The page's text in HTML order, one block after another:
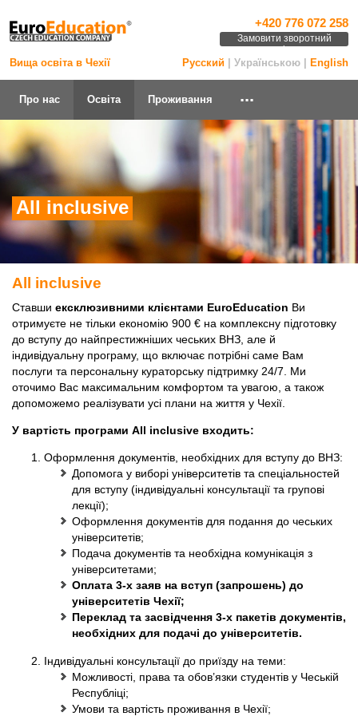
Вища освіта в Чехії
+420 776 072 258
Замовити зворотний
дзвінок
Русский | Українською | English
Про нас Освіта Проживання ...
All inclusive
All inclusive
Ставши ексклюзивними клієнтами EuroEducation Ви
отримуєте не тільки економію 900 € на комплексну підготовку
до вступу до найпрестижніших чеських ВНЗ, але й
індивідуальну програму, що включає потрібні саме Вам
послуги та персональну кураторську підтримку 24/7. Ми
оточимо Вас максимальним комфортом та увагою, а також
допоможемо реалізувати усі плани на життя у Чехії.
У вартість програми All inclusive входить:
Оформлення документів, необхідних для вступу до ВНЗ:
Допомога у виборі університетів та спеціальностей
для вступу (індивідуальні консультації та групові
лекції);
Оформлення документів для подання до чеських
університетів;
Подача документів та необхідна комунікація з
університетами;
Оплата 3-х заяв на вступ (запрошень) до
університетів Чехії;
Переклад та засвідчення 3-х пакетів документів,
необхідних для подачі до університетів.
Індивідуальні консультації до приїзду на теми:
Можливості, права та обов’язки студентів у Чеській
Республіці;
Умови та вартість проживання в Чехії;